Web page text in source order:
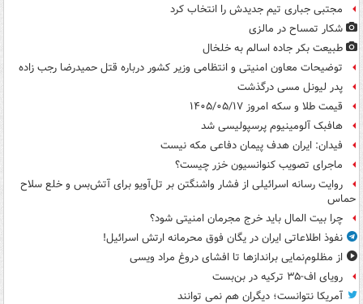
مجتبی جباری تیم جدیدش را انتخاب کرد
شکار تمساح در مالزی
طبیعت بکر جاده اسالم به خلخال
توضیحات معاون امنیتی و انتظامی وزیر کشور درباره قتل حمیدرضا رجب زاده
پدر لیونل مسی درگذشت
قیمت طلا و سکه امروز ۱۴۰۵/۰۵/۱۷
هافبک آلومینیوم پرسپولیسی شد
فیدان: ایران هدف پیمان دفاعی مکه نیست
ماجرای تصویب کنوانسیون خزر چیست؟
روایت رسانه اسرائیلی از فشار واشنگتن بر تل‌آویو برای آتش‌بس و خلع سلاح
حماس
چرا بیت المال باید خرج مجرمان امنیتی شود؟
نفوذ اطلاعاتی ایران در یگان فوق محرمانه ارتش اسرائیل!
از مظلوم‌نمایی براندازها تا افشای دروغ مراد ویسی
رویای اف-۳۵ ترکیه در بن‌بست
آمریکا نتوانست؛ دیگران هم نمی توانند